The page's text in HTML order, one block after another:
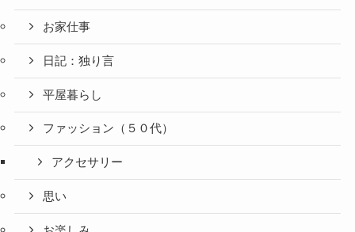
お家仕事
日記：独り言
平屋暮らし
ファッション（５０代）
アクセサリー
思い